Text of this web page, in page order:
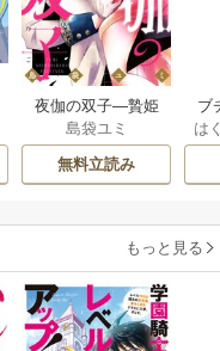
夜伽の双子―贄姫
は二人の王子に愛
される―
島袋ユミ
無料立読み
ブ
復
は
もっと見る